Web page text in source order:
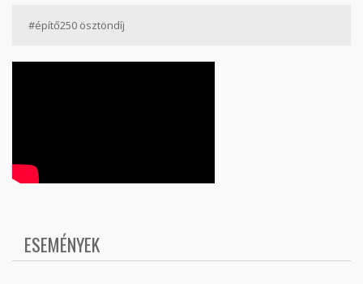
#építő250 ösztöndíj
ESEMÉNYEK